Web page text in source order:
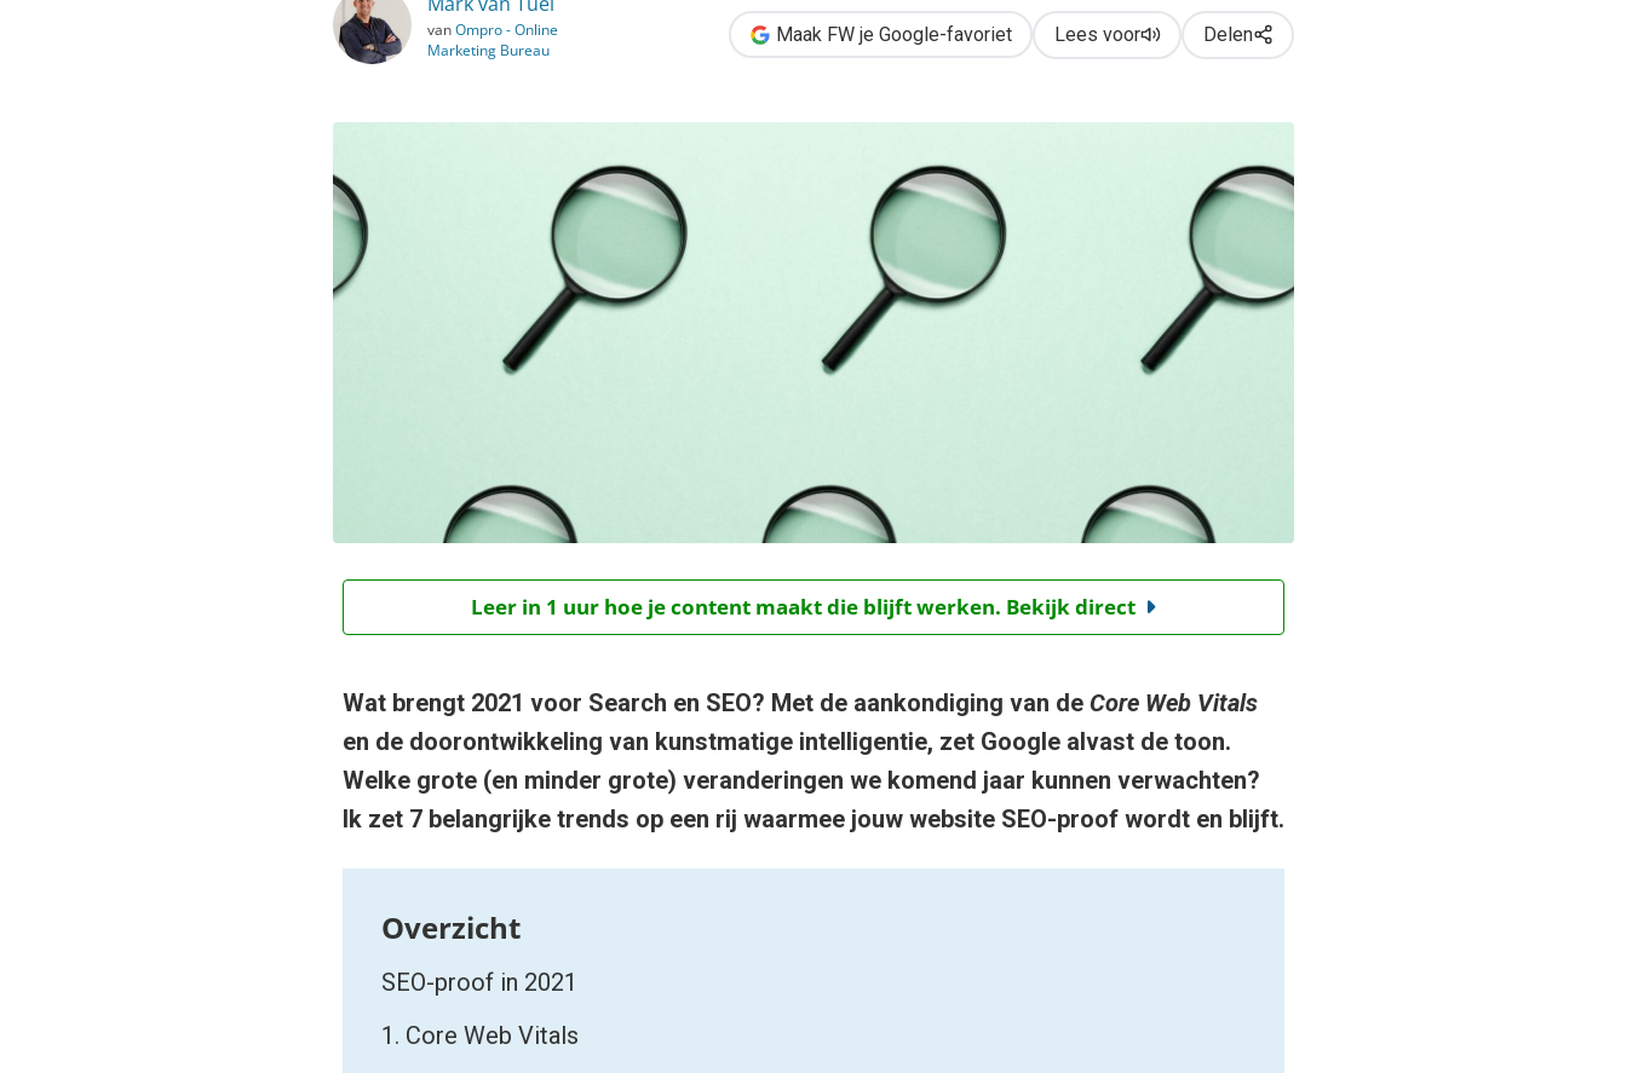
vanOmpro - Online
Marketing Bureau
Maak FW je Google-favoriet Lees voor Delen
Leer in 1 uur hoe je content maakt die blijft werken. Bekijk direct
Wat brengt 2021 voor Search en SEO? Met de aankondiging van de Core Web Vitals
en de doorontwikkeling van kunstmatige intelligentie, zet Google alvast de toon.
Welke grote (en minder grote) veranderingen we komend jaar kunnen verwachten?
Ik zet 7 belangrijke trends op een rij waarmee jouw website SEO-proof wordt en blijft.
SEO-proof in 2021
1. Core Web Vitals